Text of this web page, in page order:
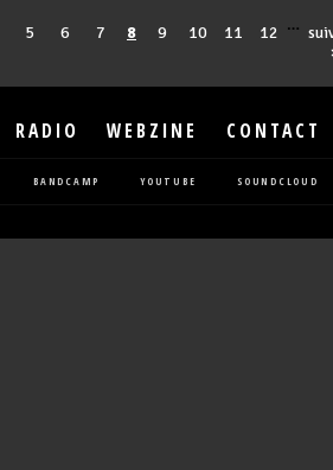
5 6 7 8 9 10 11 12 …
RADIO WEBZINE CONTACT
BANDCAMP YOUTUBE SOUNDCLOUD